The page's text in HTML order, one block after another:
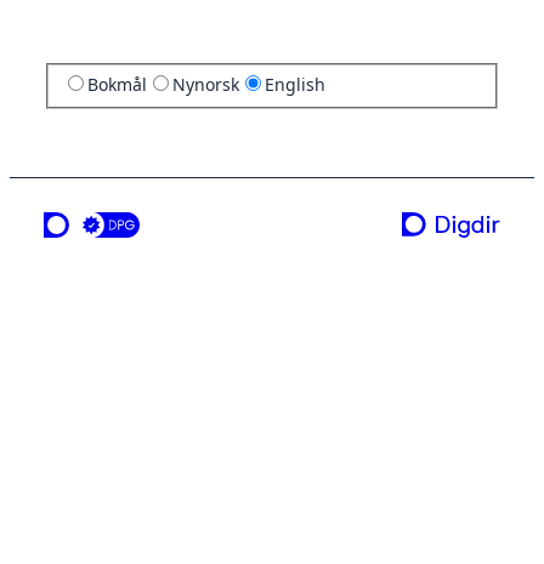
Bokmål Nynorsk English